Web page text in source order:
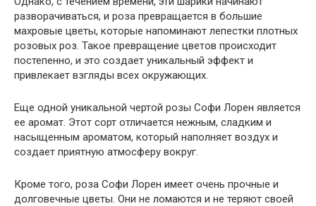
разворачиваться, и роза превращается в большие
махровые цветы, которые напоминают лепестки плотных
розовых роз. Такое превращение цветов происходит
постепенно, и это создает уникальный эффект и
привлекает взгляды всех окружающих.
Еще одной уникальной чертой розы Софи Лорен является
ее аромат. Этот сорт отличается нежным, сладким и
насыщенным ароматом, который наполняет воздух и
создает приятную атмосферу вокруг.
Кроме того, роза Софи Лорен имеет очень прочные и
долговечные цветы. Они не ломаются и не теряют своей